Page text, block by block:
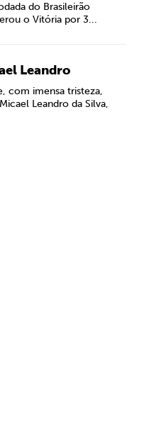
do Brasileirão
o Vitória por 3...
Leandro
com imensa tristeza,
Leandro da Silva,